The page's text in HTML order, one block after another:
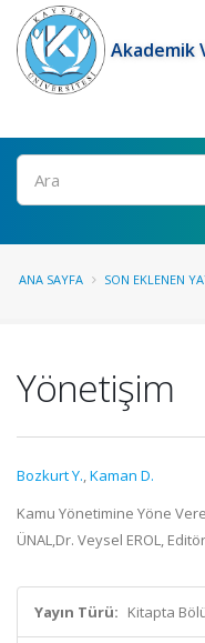
Akademik
Ara
ANA SAYFA SON EKLENEN
Yönetişim
Bozkurt Y.,Kaman D.
Kamu Yönetimine Yöne
ÜNAL,Dr. Veysel EROL,
Yayın Türü: Kitapta